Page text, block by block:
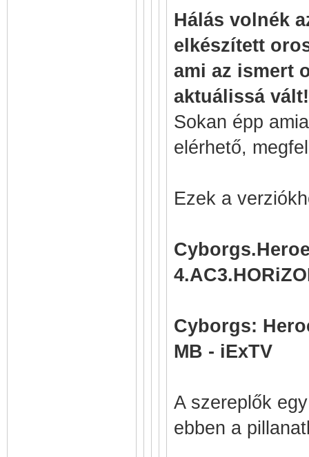
Hálás volnék
elkészített
ami az ismert
aktuálissá vált!
Sokan épp
elérhető,
Ezek a
Cyborgs:
MB - iExTV
A szereplők
ebben a